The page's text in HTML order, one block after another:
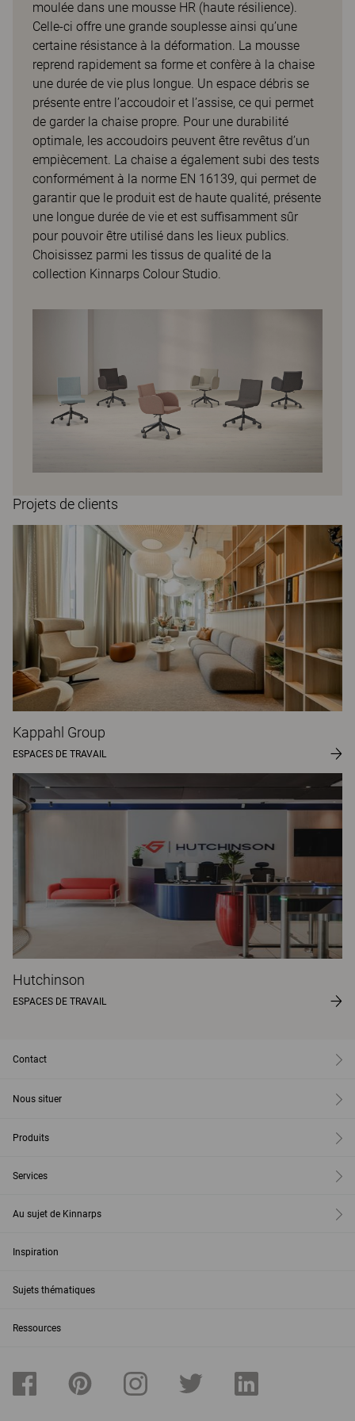
moulée dans une mousse HR (haute résilience).
Celle-ci offre une grande souplesse ainsi qu’une
certaine résistance à la déformation. La mousse
reprend rapidement sa forme et confère à la chaise
une durée de vie plus longue. Un espace débris se
présente entre l’accoudoir et l’assise, ce qui permet
de garder la chaise propre. Pour une durabilité
optimale, les accoudoirs peuvent être revêtus d’un
empiècement. La chaise a également subi des tests
conformément à la norme EN 16139, qui permet de
garantir que le produit est de haute qualité, présente
une longue durée de vie et est suffisamment sûr
pour pouvoir être utilisé dans les lieux publics.
Choisissez parmi les tissus de qualité de la
collection Kinnarps Colour Studio.
Projets de clients
Kappahl Group
ESPACES DE TRAVAIL
Hutchinson
ESPACES DE TRAVAIL
Contact
Nous situer
Produits
Services
Au sujet de Kinnarps
Inspiration
Sujets thématiques
Ressources